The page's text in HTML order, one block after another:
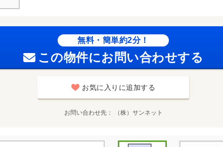
無料・簡単約2分！
この物件にお問い合わせする
お気に入りに追加する
お問い合わせ先 （株）サンネット